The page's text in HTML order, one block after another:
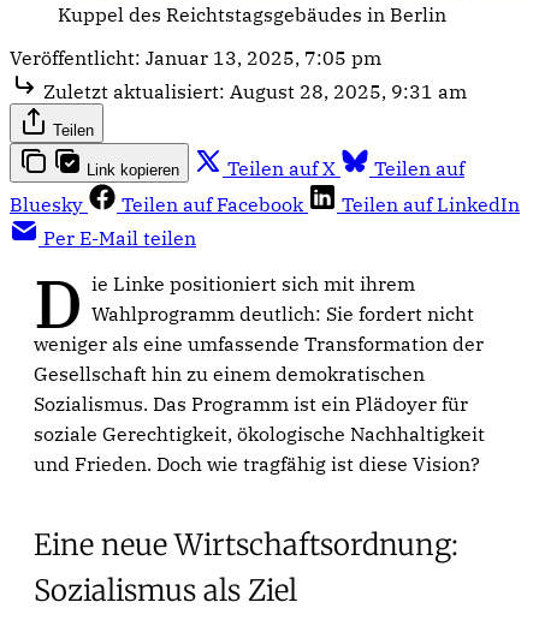
Kuppel des Reichtstagsgebäudes in Berlin
Veröffentlicht: Januar 13, 2025, 7:05 pm
Zuletzt aktualisiert: August 28, 2025, 9:31 am
Teilen
Link kopieren Teilen auf X
Teilen auf
Bluesky
Teilen auf Facebook
Teilen auf LinkedIn
Per E-Mail teilen
D ie Linke positioniert sich mit ihrem
Wahlprogramm deutlich: Sie fordert nicht
weniger als eine umfassende Transformation der
Gesellschaft hin zu einem demokratischen
Sozialismus. Das Programm ist ein Plädoyer für
soziale Gerechtigkeit, ökologische Nachhaltigkeit
und Frieden. Doch wie tragfähig ist diese Vision?
Eine neue Wirtschaftsordnung:
Sozialismus als Ziel